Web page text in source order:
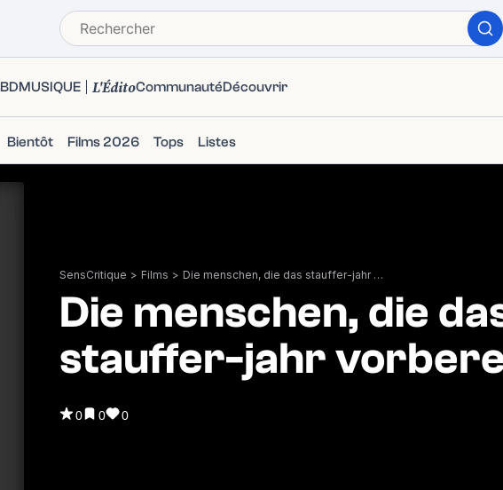
BDMUSIQUE L'ÉditoCommunautéDécouvrir
Bientôt Films 2026 Tops Listes
SensCritique > Films > Die menschen, die das stauffer-jahr vorbereiten
Die menschen, die
stauffer-jahr
0 0 0